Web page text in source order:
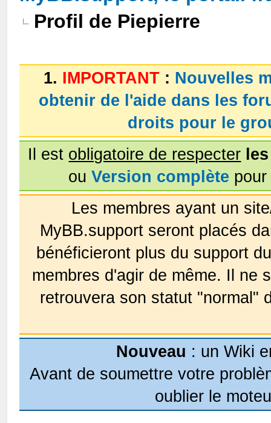
Profil de Piepierre
1. IMPORTANT : Nouvelles
obtenir de l'aide dans les
droits pour le
Il est obligatoire de respecter
ouVersion complète
Les membres ayant un
MyBB.support seront placés
bénéficieront plus du support
membres d'agir de même. Il ne
retrouvera son statut "normal"
Nouveau : un Wiki
Avant de soumettre votre
oublier le